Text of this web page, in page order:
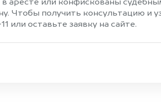
аресте или конфискованы
Чтобы получить консультацию и
оставьте заявку на сайте.